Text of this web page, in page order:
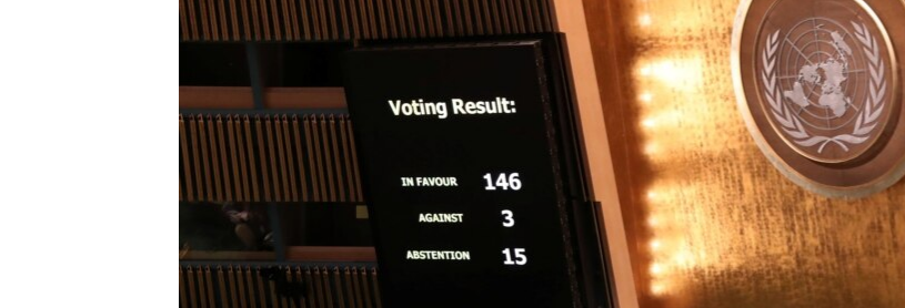
УКРАЇНСЬКА ПРОБЛЕМА КРИМУ